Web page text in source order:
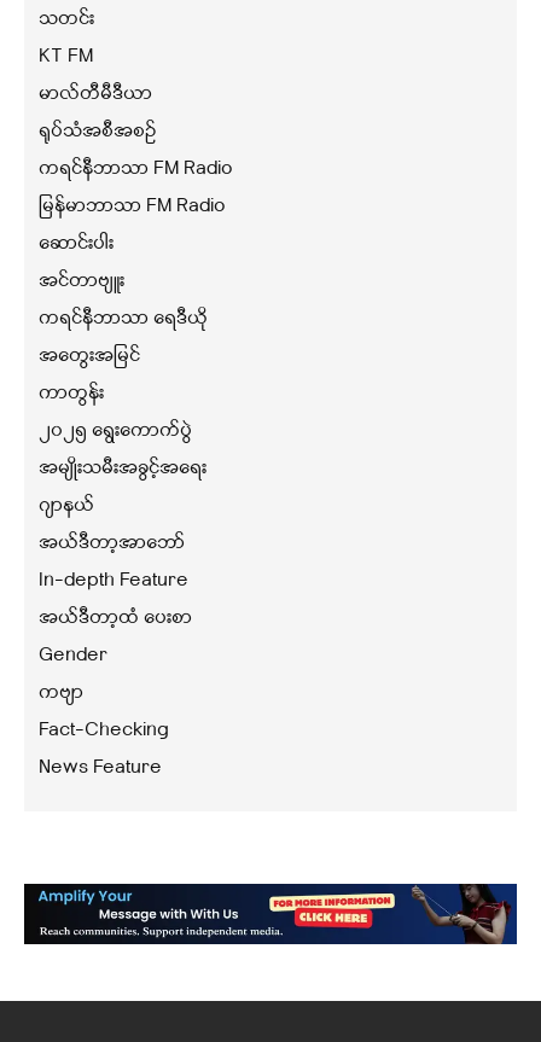
သတင်း
KT FM
မာလ်တီမီဒီယာ
ရုပ်သံအစီအစဉ်
ကရင်နီဘာသာ FM Radio
မြန်မာဘာသာ FM Radio
ဆောင်းပါး
အင်တာဗျူး
ကရင်နီဘာသာ ရေဒီယို
အတွေးအမြင်
ကာတွန်း
၂၀၂၅ ရွေးကောက်ပွဲ
အမျိုးသမီးအခွင့်အရေး
ဂျာနယ်
အယ်ဒီတာ့အာဘော်
In-depth Feature
အယ်ဒီတာ့ထံ ပေးစာ
Gender
ကဗျာ
Fact-Checking
News Feature